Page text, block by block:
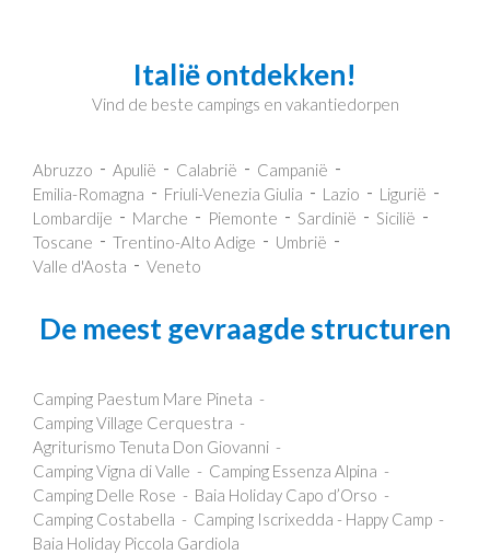
Italië ontdekken!
Vind de beste campings en vakantiedorpen
Abruzzo Apulië Calabrië
Campanië
Emilia-Romagna
Friuli-Venezia Giulia Lazio
Ligurië
Lombardije
Marche Piemonte Sardinië
Sicilië
Toscane
Trentino-Alto Adige
Umbrië
Valle d'Aosta
Veneto
De meest gevraagde structuren
Camping Paestum Mare Pineta
Camping Village Cerquestra
Agriturismo Tenuta Don Giovanni
Camping Vigna di Valle
Camping Essenza Alpina
Camping Delle Rose
Baia Holiday Capo d’Orso
Camping Costabella
Camping Iscrixedda - Happy Camp
Baia Holiday Piccola Gardiola